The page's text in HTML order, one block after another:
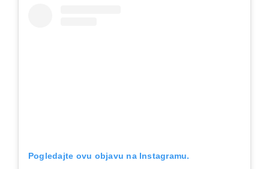
Pogledajte ovu objavu na Instagramu.